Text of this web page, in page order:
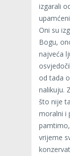
izgarali
Oni su
Bogu,
najveća
od tada
nalikuju.
što nije
moralni i
vrijeme